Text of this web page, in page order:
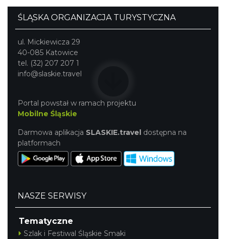
ŚLĄSKA ORGANIZACJA TURYSTYCZNA
ul. Mickiewicza 29
40-085 Katowice
tel. (32) 207 207 1
info@slaskie.travel
Portal powstał w ramach projektu
Mobilne Śląskie
Darmowa aplikacja SLASKIE.travel dostępna na
platformach
NASZE SERWISY
Tematyczne
Szlak i Festiwal Śląskie Smaki